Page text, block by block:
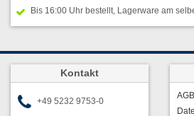
Bis 16:00 Uhr bestellt, Lagerware am
Kontakt
+49 5232 9753-0
AGB